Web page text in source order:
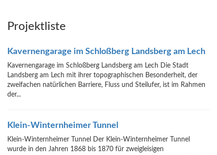
Projektliste
Kavernengarage im Schloßberg Landsberg am Lech
Kavernengarage im Schloßberg Landsberg am Lech Die Stadt
Landsberg am Lech mit ihrer topographischen Besonderheit, der
zweifachen natürlichen Barriere, Fluss und Steilufer, ist im Rahmen
der...
Klein-Winternheimer Tunnel
Klein-Winternheimer Tunnel Der Klein-Winternheimer Tunnel
wurde in den Jahren 1868 bis 1870 für zweigleisigen